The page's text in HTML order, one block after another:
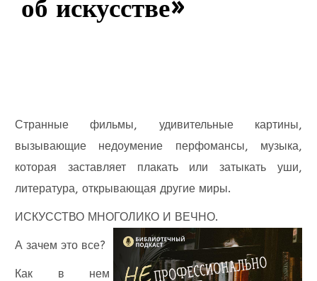
об искусстве»
Странные фильмы, удивительные картины,
вызывающие недоумение перфомансы, музыка,
которая заставляет плакать или затыкать уши,
литература, открывающая другие миры.
ИСКУССТВО МНОГОЛИКО И ВЕЧНО.
А зачем это все?
Как в нем